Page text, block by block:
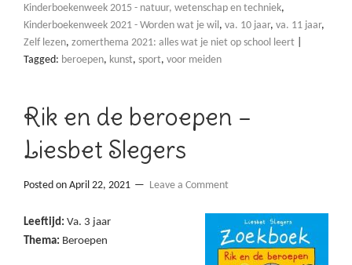
Kinderboekenweek 2015 - natuur, wetenschap en techniek,
Kinderboekenweek 2021 - Worden wat je wil, va. 10 jaar, va. 11 jaar,
Zelf lezen, zomerthema 2021: alles wat je niet op school leert
Tagged: beroepen, kunst, sport, voor meiden
Rik en de beroepen –
Liesbet Slegers
Posted on April 22, 2021 Leave a Comment
Leeftijd: Va. 3 jaar
Thema: Beroepen